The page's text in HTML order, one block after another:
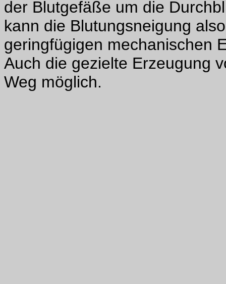
der Blutgefäße um die
kann die Blutungsneigung
geringfügigen mechanischen
Auch die gezielte Erzeugung
Weg möglich.